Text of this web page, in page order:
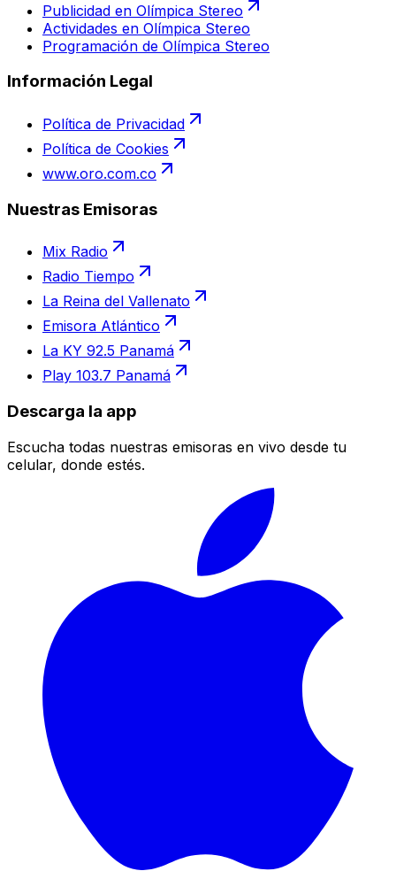
Publicidad en Olímpica Stereo
Actividades en Olímpica Stereo
Programación de Olímpica Stereo
Información Legal
Política de Privacidad
Política de Cookies
www.oro.com.co
Nuestras Emisoras
Mix Radio
Radio Tiempo
La Reina del Vallenato
Emisora Atlántico
La KY 92.5 Panamá
Play 103.7 Panamá
Descarga la app
Escucha todas nuestras emisoras en vivo desde tu
celular, donde estés.